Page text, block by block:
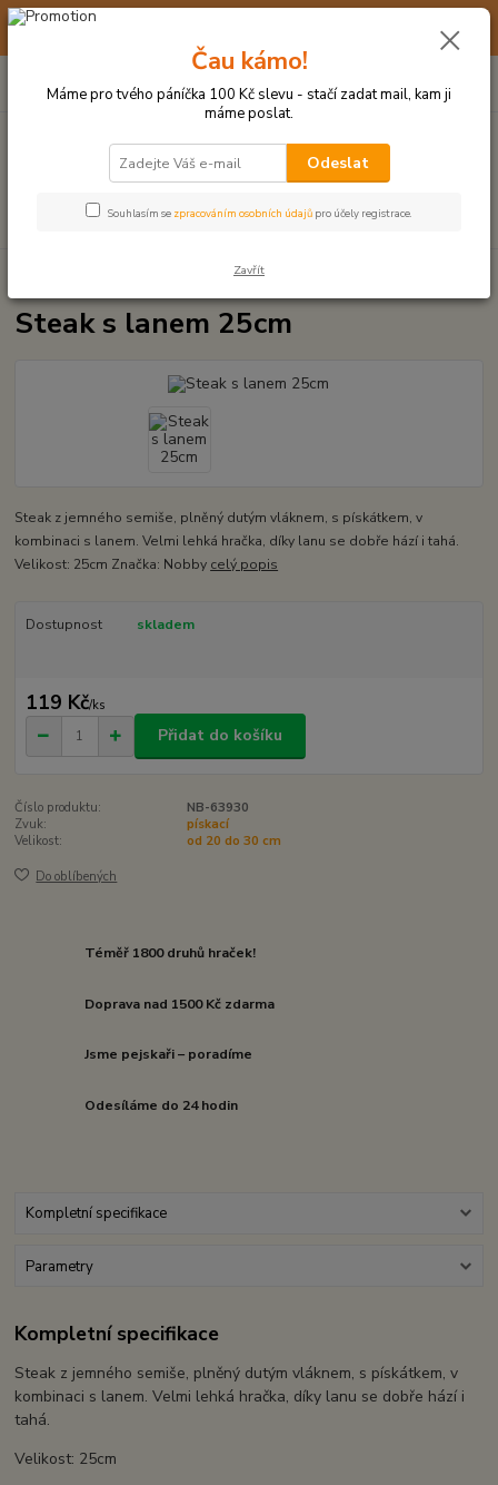
☀️ 10. - 14. SRPNA 2026 MÁME DOVOLENOU ☀️ OBJEDNÁVKY
Hledat
po–pá: 9–17 hod.
za0 Kč
PLYŠOVÉ A TEXTILNÍ HRAČKY
Steak s lanem 25cm
Steak z jemného semiše, plněný dutým vláknem, s pískátkem, v
kombinaci s lanem. Velmi lehká hračka, díky lanu se dobře hází i tahá.
Velikost: 25cm Značka: Nobby celý popis
Dostupnost skladem
119 Kč/ks
Přidat do košíku
Číslo produktu:
NB-63930
Zvuk:
pískací
Velikost:
od 20 do 30 cm
Do oblíbených
Téměř 1800 druhů hraček!
Doprava nad 1500 Kč zdarma
Jsme pejskaři – poradíme
Odesíláme do 24 hodin
Kompletní specifikace
Parametry
Kompletní specifikace
Steak z jemného semiše, plněný dutým vláknem, s pískátkem, v
kombinaci s lanem. Velmi lehká hračka, díky lanu se dobře hází i
tahá.
Velikost: 25cm
Čau kámo!
Máme pro tvého páníčka 100 Kč slevu - stačí zadat mail, kam ji
máme poslat.
Odeslat
Souhlasím se zpracováním osobních údajů pro účely registrace.
Zavřít